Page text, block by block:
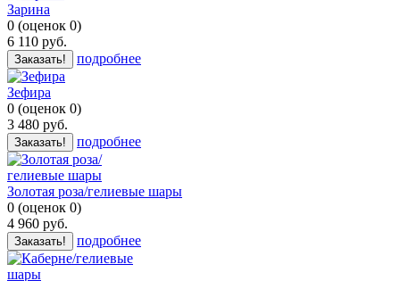
Зарина
0 (оценок 0)
6 110 руб.
Заказать! подробнее
Зефира
0 (оценок 0)
3 480 руб.
Заказать! подробнее
Золотая роза/гелиевые шары
0 (оценок 0)
4 960 руб.
Заказать! подробнее